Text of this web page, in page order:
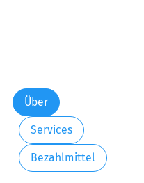
Über
Services
Bezahlmittel